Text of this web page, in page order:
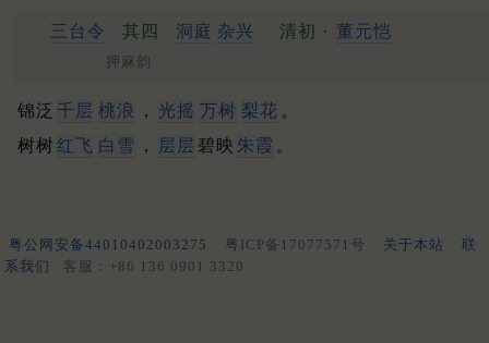
三台令 其四 洞庭 杂兴 清初 · 董元恺
押麻韵
锦泛 千层 桃浪 ， 光摇 万树 梨花 。
树树 红飞 白雪 ， 层层 碧映 朱霞 。
粤公网安备44010402003275 粤ICP备17077571号 关于本站
联
系我们
客服：+86 136 0901 3320